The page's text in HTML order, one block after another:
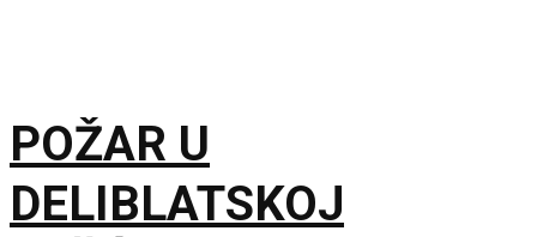
POŽAR U
DELIBLATSKOJ